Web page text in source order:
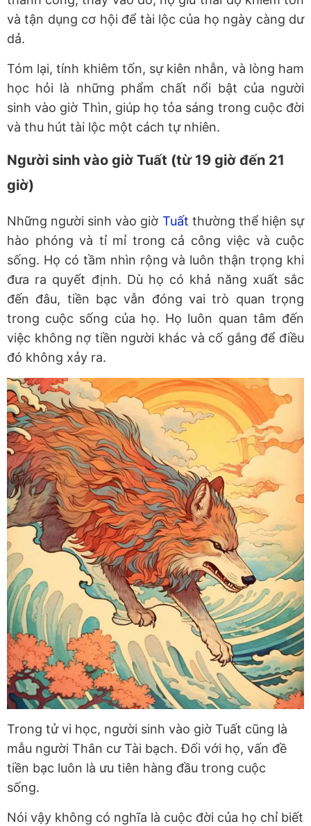
và tận dụng cơ hội để tài lộc của họ ngày càng dư
dả.
Tóm lại, tính khiêm tốn, sự kiên nhẫn, và lòng ham
học hỏi là những phẩm chất nổi bật của người
sinh vào giờ Thìn, giúp họ tỏa sáng trong cuộc đời
và thu hút tài lộc một cách tự nhiên.
Người sinh vào giờ Tuất (từ 19 giờ đến 21
giờ)
Những người sinh vào giờ Tuất thường thể hiện sự
hào phóng và tỉ mỉ trong cả công việc và cuộc
sống. Họ có tầm nhìn rộng và luôn thận trọng khi
đưa ra quyết định. Dù họ có khả năng xuất sắc
đến đâu, tiền bạc vẫn đóng vai trò quan trọng
trong cuộc sống của họ. Họ luôn quan tâm đến
việc không nợ tiền người khác và cố gắng để điều
đó không xảy ra.
Trong tử vi học, người sinh vào giờ Tuất cũng là
mẫu người Thân cư Tài bạch. Đối với họ, vấn đề
tiền bạc luôn là ưu tiên hàng đầu trong cuộc
sống.
Nói vậy không có nghĩa là cuộc đời của họ chỉ biết